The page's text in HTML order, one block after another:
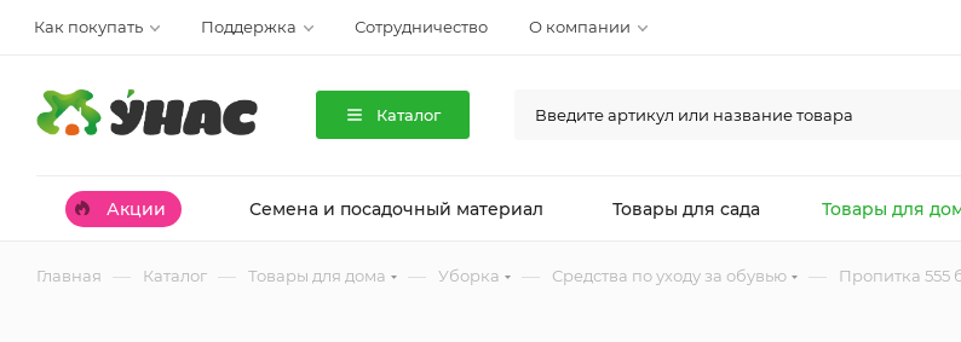
Как покупать Поддержка Сотрудничество О компании
Каталог
Акции Семена и посадочный материал Товары для сада Товары для
Главная — Каталог — Товары для дома — Уборка — Средства по уходу за обувью — Пропитка 555